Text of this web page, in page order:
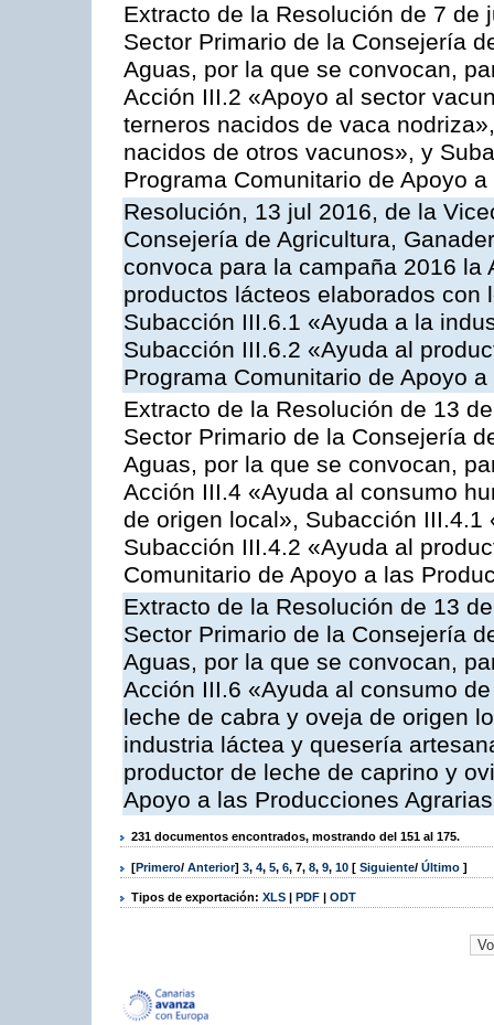
Extracto de la Resolución de 7
Sector Primario de la Consejería
Aguas, por la que se convocan,
Acción III.2 «Apoyo al sector
terneros nacidos de vaca
nacidos de otros vacunos», y
Programa Comunitario de Apoyo
Resolución, 13 jul 2016, de la
Consejería de Agricultura,
convoca para la campaña 2016
productos lácteos elaborados
Subacción III.6.1 «Ayuda a la
Subacción III.6.2 «Ayuda al
Programa Comunitario de Apoyo
Extracto de la Resolución de 13
Sector Primario de la Consejería
Aguas, por la que se convocan,
Acción III.4 «Ayuda al consumo
de origen local», Subacción
Subacción III.4.2 «Ayuda al
Comunitario de Apoyo a las
Extracto de la Resolución de 13
Sector Primario de la Consejería
Aguas, por la que se convocan,
Acción III.6 «Ayuda al consumo
leche de cabra y oveja de origen
industria láctea y quesería
productor de leche de caprino y
Apoyo a las Producciones
231 documentos encontrados, mostrando del 151 al 175.
[Primero/ Anterior] 3, 4, 5, 6, 7, 8, 9, 10 [ Siguiente/ Último ]
Tipos de exportación: XLS | PDF | ODT